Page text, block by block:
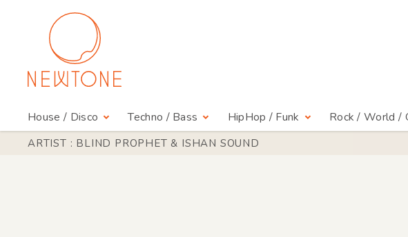
House / Disco Techno / Bass HipHop / Funk Rock / World /
ARTIST : BLIND PROPHET & ISHAN SOUND